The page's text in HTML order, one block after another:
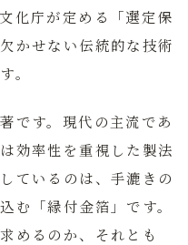
化庁が定める「選定保
かせない伝統的な技術
。
です。現代の主流であ
効率性を重視した製法
ているのは、手漉きの
む「縁付金箔」です。
めるのか、それとも